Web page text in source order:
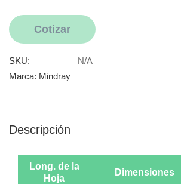
Cotizar
SKU:
N/A
Marca: Mindray
Descripción
Long. de la
Hoja
Dimensiones